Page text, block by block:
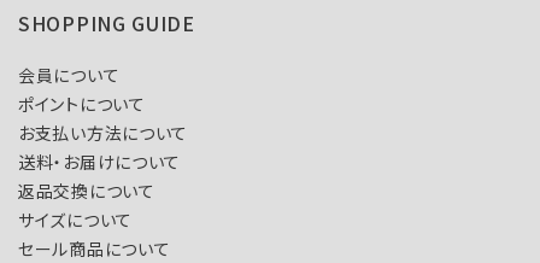
SHOPPING GUIDE
会員について
ポイントについて
お支払い方法について
送料・お届けについて
返品交換について
サイズについて
セール商品について